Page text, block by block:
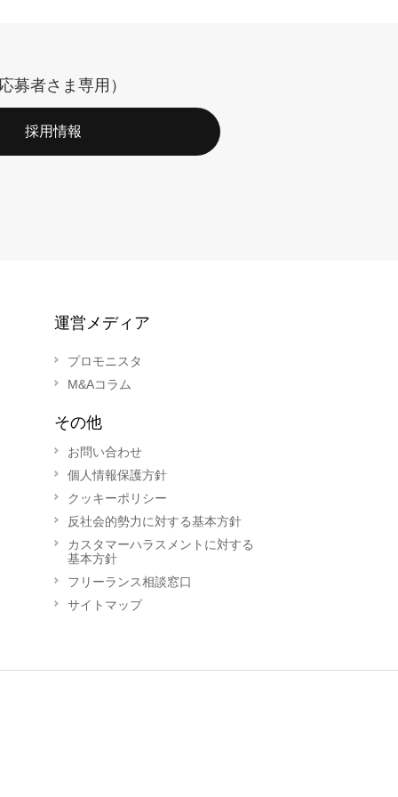
募者さま専用）
採用情報
運営メディア
プロモニスタ
M&Aコラム
その他
お問い合わせ
個人情報保護方針
クッキーポリシー
反社会的勢力に対する基本方針
カスタマーハラスメントに対する
基本方針
フリーランス相談窓口
サイトマップ